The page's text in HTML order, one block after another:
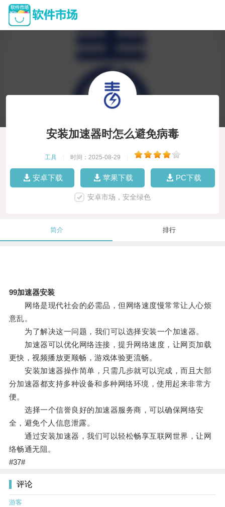
安装加速器时怎么避免病毒
工具 时间：2025-08-29
安卓下载 苹果下载 PC下载
安卓市场，安全绿色
简介 排行
99加速器安装
网络是现代社会的必需品，但网络速度慢常常让人心烦
意乱。
为了解决这一问题，我们可以选择安装一个加速器。
加速器可以优化网络连接，提升网络速度，让网页加载
更快，视频播放更顺畅，游戏体验更流畅。
安装加速器操作简单，只需几步就可以完成，而且大部
分加速器都支持多种设备和多种网络环境，使用起来非常方
便。
选择一个信誉良好的加速器服务商，可以确保网络安
全，避免个人信息泄露。
通过安装加速器，我们可以轻松畅享互联网世界，让网
络畅通无阻。
#37#
评论
游客